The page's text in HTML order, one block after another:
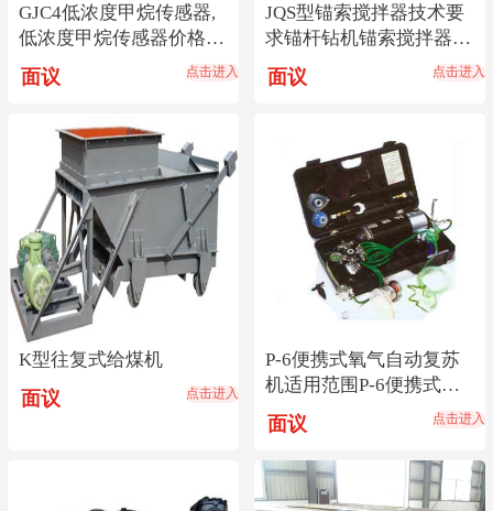
GJC4低浓度甲烷传感器,
低浓度甲烷传感器价格
低,传感器货源热销
面议 点击进入
JQS型锚索搅拌器技术要
求锚杆钻机锚索搅拌器安
装方式锚索搅拌器
面议 点击进入
K型往复式给煤机
面议 点击进入
P-6便携式氧气自动复苏
机适用范围P-6便携式氧
气自动复苏机产地
面议 点击进入